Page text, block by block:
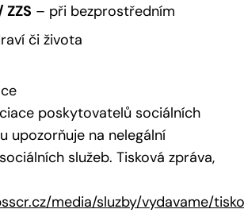
ZZS – při bezprostředním
či života
poskytovatelů sociálních
upozorňuje na nelegální
služeb. Tisková zpráva,
media/sluzby/vydavame/